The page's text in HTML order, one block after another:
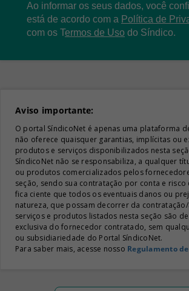
Ao informar os seus dados, você
está de acordo com a Política de
com os Termos de Uso do Síndico.
Aviso importante:
O portal SíndicoNet é apenas uma plataforma
não oferece quaisquer garantias, implícitas ou
produtos e serviços disponibilizados nesta
SíndicoNet não se responsabiliza, a qualquer
ou produtos comercializados pelos
seção, sendo sua contratação por conta e risco
fica ciente que todos os eventuais danos ou
natureza, que possam decorrer da
serviços e produtos listados nesta seção são
exclusiva do fornecedor contratado, sem
ou subsidiariedade do Portal SíndicoNet.
Para saber mais, acesse nosso Regulamento